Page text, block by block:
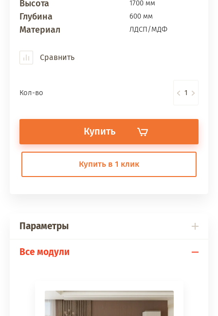
Высота 1700 мм
Глубина 600 мм
Материал ЛДСП/МДФ
Сравнить
Кол-во
Купить
Купить в 1 клик
Параметры
Все модули